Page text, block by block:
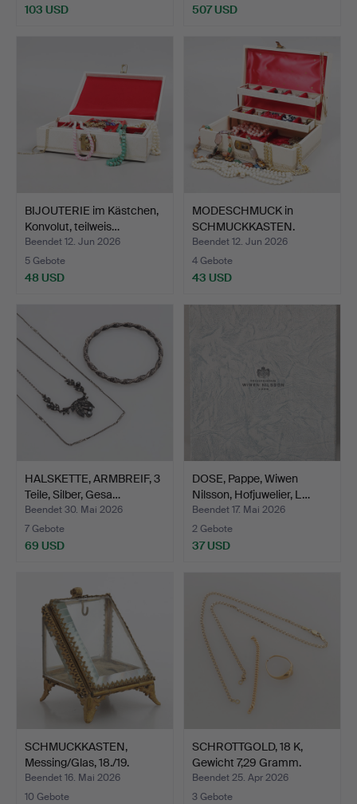
103 USD 507 USD
BIJOUTERIE im Kästchen,
Konvolut, teilweis…
Beendet 12. Jun 2026
5 Gebote
48 USD
MODESCHMUCK in
SCHMUCKKASTEN.
Beendet 12. Jun 2026
4 Gebote
43 USD
HALSKETTE, ARMBREIF, 3
Teile, Silber, Gesa…
Beendet 30. Mai 2026
7 Gebote
69 USD
DOSE, Pappe, Wiwen
Nilsson, Hofjuwelier, L…
Beendet 17. Mai 2026
2 Gebote
37 USD
SCHMUCKKASTEN,
Messing/Glas, 18./19.
Jahrh…
Beendet 16. Mai 2026
10 Gebote
SCHROTTGOLD, 18 K,
Gewicht 7,29 Gramm.
Beendet 25. Apr 2026
3 Gebote